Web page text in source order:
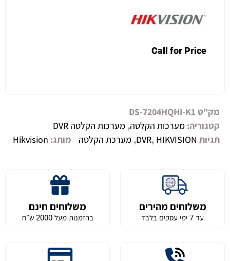
Call for Price
מק"ט DS-7204HQHI-K1
קטגוריה: מערכות הקלטה, מערכות הקלטה DVR
תגיות
DVR, HIKVISION
, מערכת הקלטה מותג: Hikvision
משלוחים מהירים
עד 7 ימי עסקים בלבד
משלוחים חינם
בהזמנות מעל 2000 ש״ח